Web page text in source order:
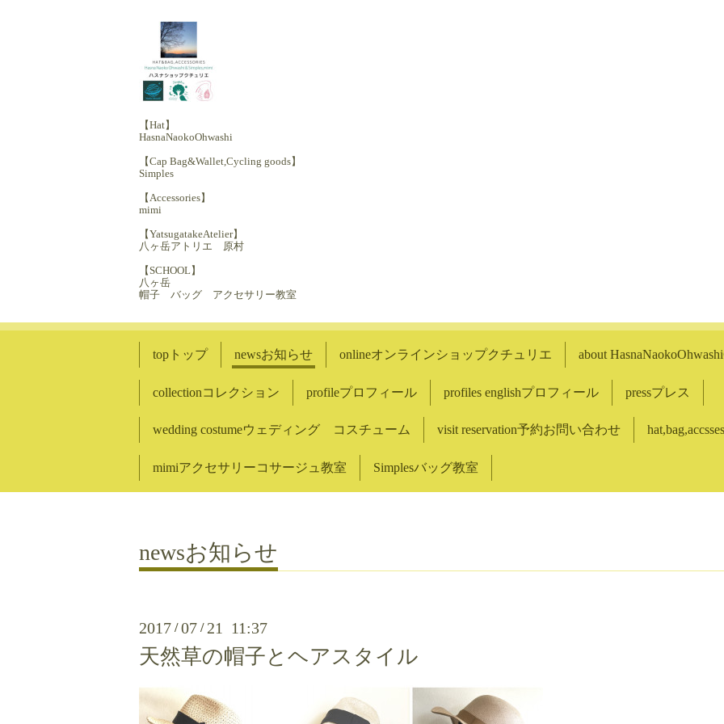
【Hat】
HasnaNaokoOhwashi
【Cap Bag&Wallet,Cycling goods】
Simples
【Accessories】
mimi
【YatsugatakeAtelier】
八ヶ岳アトリエ 原村
【SCHOOL】
八ヶ岳
帽子 バッグ アクセサリー教室
topトップ newsお知らせ onlineオンラインショップクチュリエ about
collectionコレクション profileプロフィール profiles englishプロフィール pressプレス
wedding costumeウェディング コスチューム visit reservation予約お問い合わせ
mimiアクセサリーコサージュ教室 Simplesバッグ教室
newsお知らせ
2017 /07 / 21 11:37
天然草の帽子とヘアスタイル